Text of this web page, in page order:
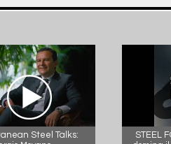
Steel Talks:
STEEL